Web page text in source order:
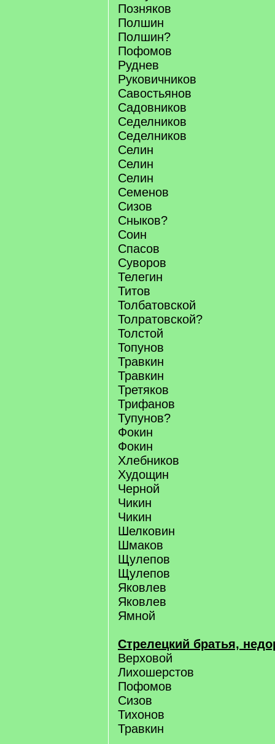
Позняков
Полшин
Полшин?
Пофомов
Руднев
Руковичников
Савостьянов
Садовников
Седелников
Седелников
Селин
Селин
Селин
Семенов
Сизов
Сныков?
Соин
Спасов
Суворов
Телегин
Титов
Толбатовской
Толратовской?
Толстой
Топунов
Травкин
Травкин
Третяков
Трифанов
Тупунов?
Фокин
Фокин
Хлебников
Худощин
Черной
Чикин
Чикин
Шелковин
Шмаков
Щулепов
Щулепов
Яковлев
Яковлев
Ямной
Стрелецкий братья,
Верховой
Лихошерстов
Пофомов
Сизов
Тихонов
Травкин